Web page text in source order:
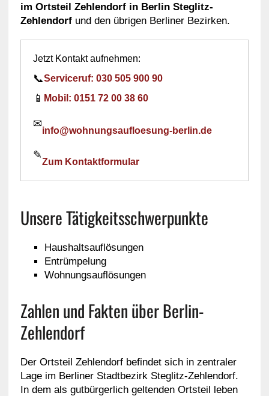
im Ortsteil Zehlendorf in Berlin Steglitz-
Zehlendorfund den übrigen Berliner Bezirken.
Jetzt Kontakt aufnehmen:
📞Serviceruf: 030 505 900 90
📱 Mobil: 0151 72 00 38 60
✉
info@wohnungsaufloesung-berlin.de
✎
Zum Kontaktformular
Unsere Tätigkeitsschwerpunkte
Haushaltsauflösungen
Entrümpelung
Wohnungsauflösungen
Zahlen und Fakten über Berlin-
Zehlendorf
Der Ortsteil Zehlendorf befindet sich in zentraler
Lage im Berliner Stadtbezirk Steglitz-Zehlendorf.
In dem als gutbürgerlich geltenden Ortsteil leben